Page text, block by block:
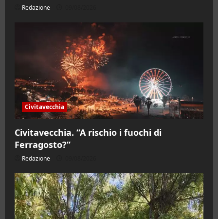
Redazione
Civitavecchia
Civitavecchia. “A rischio i fuochi di
Ferragosto?”
Redazione